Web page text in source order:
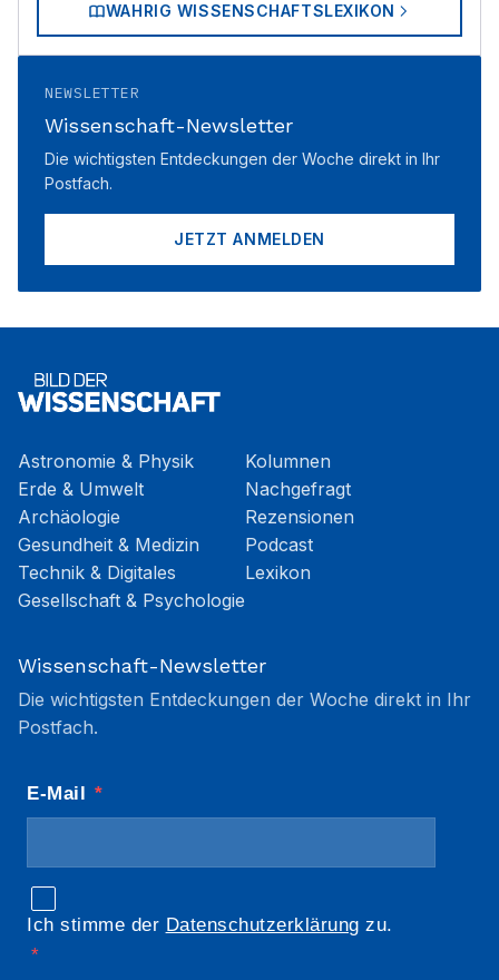
WAHRIG WISSENSCHAFTSLEXIKON
NEWSLETTER
Wissenschaft-Newsletter
Die wichtigsten Entdeckungen der Woche direkt in Ihr
Postfach.
JETZT ANMELDEN
Astronomie & Physik
Erde & Umwelt
Archäologie
Gesundheit & Medizin
Technik & Digitales
Gesellschaft & Psychologie
Kolumnen
Nachgefragt
Rezensionen
Podcast
Lexikon
Wissenschaft-Newsletter
Die wichtigsten Entdeckungen der Woche direkt in Ihr
Postfach.